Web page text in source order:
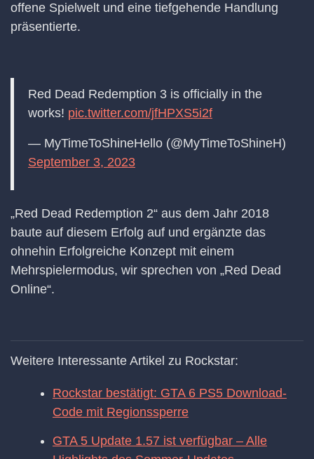
offene Spielwelt und eine tiefgehende Handlung
präsentierte.
Red Dead Redemption 3 is officially in the
works! pic.twitter.com/jfHPXS5i2f
— MyTimeToShineHello (@MyTimeToShineH)
September 3, 2023
„Red Dead Redemption 2“ aus dem Jahr 2018
baute auf diesem Erfolg auf und ergänzte das
ohnehin Erfolgreiche Konzept mit einem
Mehrspielermodus, wir sprechen von „Red Dead
Online“.
Weitere Interessante Artikel zu Rockstar:
Rockstar bestätigt: GTA 6 PS5 Download-
Code mit Regionssperre
GTA 5 Update 1.57 ist verfügbar – Alle